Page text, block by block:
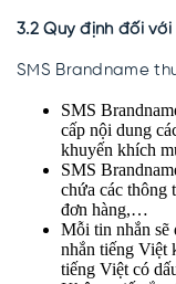
3.2 Quy định đối
SMS Brandname
SMS
cấp nội dung
khuyến khích
SMS
chứa các thông
đơn hàng,…
Mỗi tin nhắn sẽ
nhắn tiếng Việt
tiếng Việt có